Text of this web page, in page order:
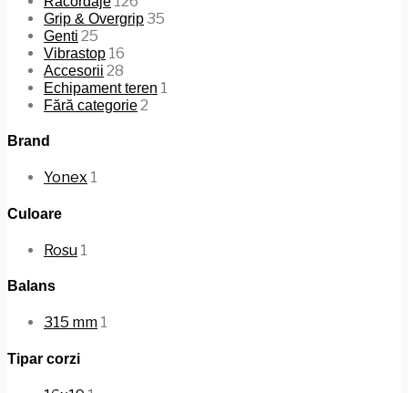
Grip & Overgrip35
Genti 25
Vibrastop 16
Accesorii 28
Echipament teren 1
Fără categorie2
Brand
Yonex 1
Culoare
Rosu 1
Balans
315 mm 1
Tipar corzi